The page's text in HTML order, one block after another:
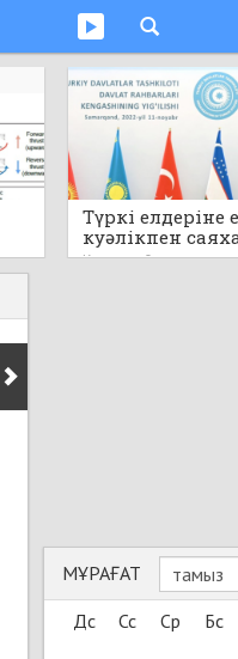
Түркі елдеріне
куәлікпен
болмақ
Кеше 0
МҰРАҒАТ
Дс
Сс Ср Бс